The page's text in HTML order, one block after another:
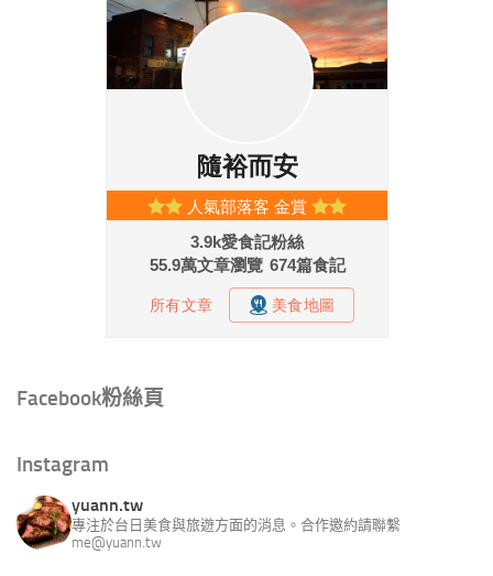
Facebook粉絲頁
Instagram
yuann.tw
專注於台日美食與旅遊方面的消息。合作邀約請聯繫
me@yuann.tw